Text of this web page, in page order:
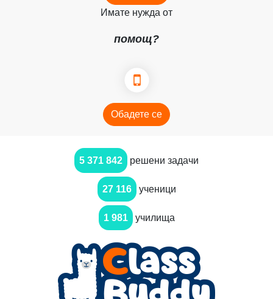
Имате нужда от
помощ?
Обадете се
5 371 842 решени задачи
27 116 ученици
1 981 училища